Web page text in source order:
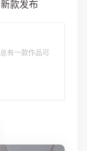
款发布
有一款作品可